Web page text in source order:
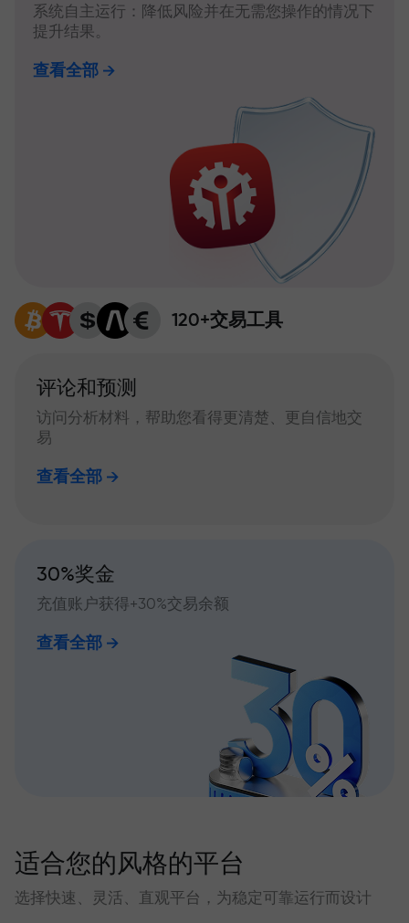
系统自主运行：降低风险并在无需您操作的情况下
提升结果。
查看全部
120+交易工具
评论和预测
访问分析材料，帮助您看得更清楚、更自信地交
易
查看全部
30%奖金
充值账户获得+30%交易余额
查看全部
适合您的风格的平台
选择快速、灵活、直观平台，为稳定可靠运行而设计